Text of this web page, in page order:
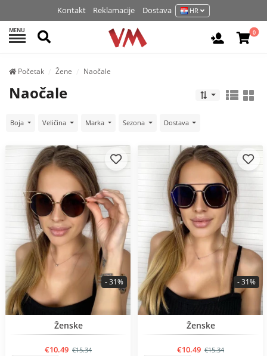
Kontakt Reklamacije Dostava HR
MENU Pretraži Prijavite
0
Početak Žene Naočale
Naočale
Boja Veličina Marka Sezona Dostava
Ženske
€10.49 €15.34
- 31%
Ženske
€10.49 €15.34
- 31%